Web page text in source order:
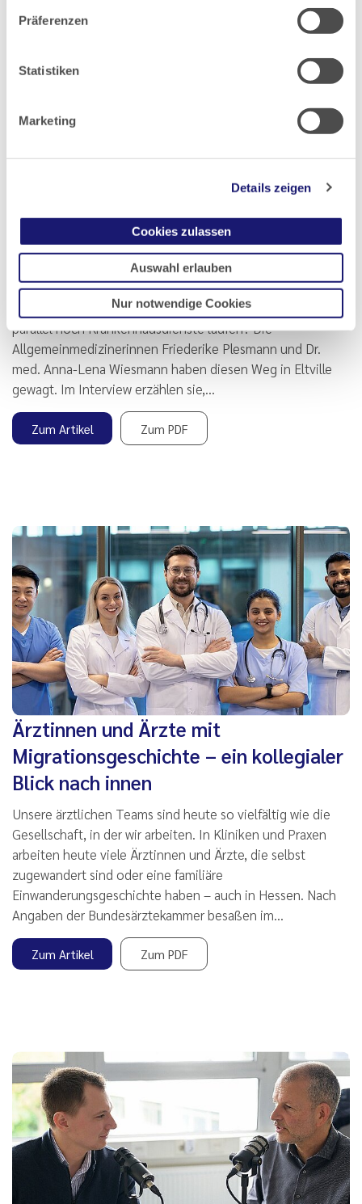
Präferenzen
Statistiken
Marketing
Details zeigen
Cookies zulassen
Auswahl erlauben
Nur notwendige Cookies
Zwei Hausärztinnen über Praxisgründung, frühe Verantwortung
Von der Facharztprüfung in die
Niederlassung
Wie gründet man gemeinsam eine Hausarztpraxis – mitten
in der Facharztweiterbildung, mit kleinen Kindern, während
parallel noch Krankenhausdienste laufen? Die
Allgemeinmedizinerinnen Friederike Plesmann und Dr.
med. Anna-Lena Wiesmann haben diesen Weg in Eltville
gewagt. Im Interview erzählen sie,…
Zum Artikel Zum PDF
Ärztinnen und Ärzte mit
Migrationsgeschichte – ein kollegialer
Blick nach innen
Unsere ärztlichen Teams sind heute so vielfältig wie die
Gesellschaft, in der wir arbeiten. In Kliniken und Praxen
arbeiten heute viele Ärztinnen und Ärzte, die selbst
zugewandert sind oder eine familiäre
Einwanderungsgeschichte haben – auch in Hessen. Nach
Angaben der Bundesärztekammer besaßen im…
Zum Artikel Zum PDF